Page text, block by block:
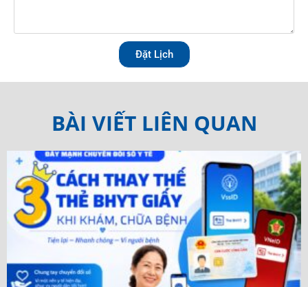
Đặt Lịch
BÀI VIẾT LIÊN QUAN